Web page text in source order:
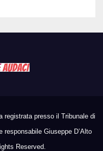
registrata presso il Tribunale di
responsabile Giuseppe D’Alto
Reserved.